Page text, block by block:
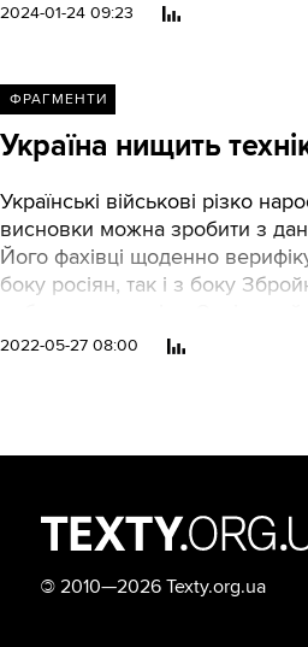
2024-01-24 09:23
ФРАГМЕНТИ
Україна нищить
Українські військові різко
висновки можна зробити з
Його фахівці щоденно
боку росіян, так і з боку
реальні цифри вищі заявлених.
2022-05-27 08:00
© 2010—2026 Texty.org.ua